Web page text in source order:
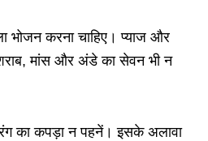
भोजन करना चाहिए। प्याज और
मांस और अंडे का सेवन भी न
रंग का कपड़ा न पहनें। इसके अलावा